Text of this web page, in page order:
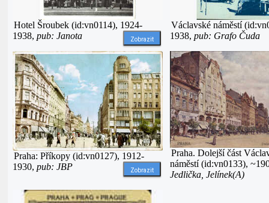
Hotel Šroubek (id:vn0114), 1924-
1938, pub: Janota Zobrazit
Václavské náměstí
1938, pub: Grafo Čuda
Praha: Příkopy (id:vn0127), 1912-
1930, pub: JBP Zobrazit
Praha. Dolejší část
náměstí (id:vn0133),
Jedlička, Jelínek(A)